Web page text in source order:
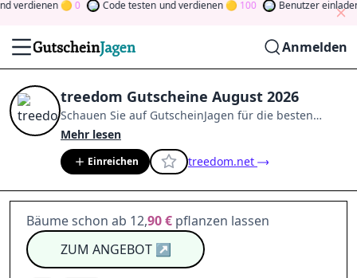
verdienen 0 Code testen und verdienen 100 Benutzer einladen
Anmelden
treedom Gutscheine August 2026
Schauen Sie auf GutscheinJagen für die besten
treedom-Angebote im
der Community
und verdienen Sie Tokens, indem Sie
durch Abstimmen, Testen, Teilen und mehr
beitragen. Drehen Sie den Glücksklee
Sie Geld
Mehr lesen
Einreichen treedom.net
Bäume schon ab 12,90 € pflanzen lassen
ZUM ANGEBOT↗